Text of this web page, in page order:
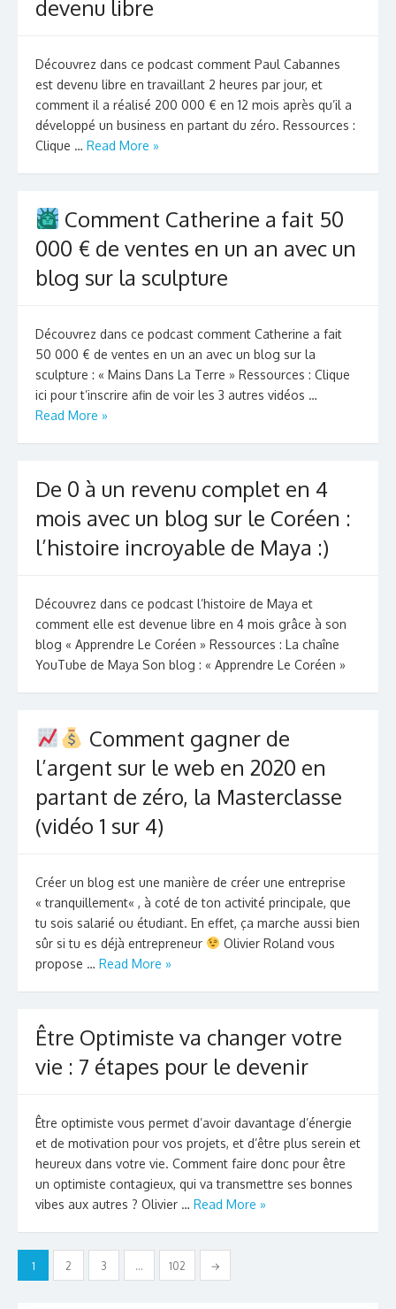
devenu libre
Découvrez dans ce podcast comment Paul Cabannes
est devenu libre en travaillant 2 heures par jour, et
comment il a réalisé 200 000 € en 12 mois après qu’il a
développé un business en partant du zéro. Ressources :
Clique … Read More »
Comment Catherine a fait 50
000 € de ventes en un an avec un
blog sur la sculpture
Découvrez dans ce podcast comment Catherine a fait
50 000 € de ventes en un an avec un blog sur la
sculpture : « Mains Dans La Terre » Ressources : Clique
ici pour t’inscrire afin de voir les 3 autres vidéos …
Read More »
De 0 à un revenu complet en 4
mois avec un blog sur le Coréen :
l’histoire incroyable de Maya :)
Découvrez dans ce podcast l’histoire de Maya et
comment elle est devenue libre en 4 mois grâce à son
blog « Apprendre Le Coréen » Ressources : La chaîne
YouTube de Maya Son blog : « Apprendre Le Coréen »
Comment gagner de
l’argent sur le web en 2020 en
partant de zéro, la Masterclasse
(vidéo 1 sur 4)
Créer un blog est une manière de créer une entreprise
« tranquillement« , à coté de ton activité principale, que
tu sois salarié ou étudiant. En effet, ça marche aussi bien
sûr si tu es déjà entrepreneur
Olivier Roland vous
propose … Read More »
Être Optimiste va changer votre
vie : 7 étapes pour le devenir
Être optimiste vous permet d’avoir davantage d’énergie
et de motivation pour vos projets, et d’être plus serein et
heureux dans votre vie. Comment faire donc pour être
un optimiste contagieux, qui va transmettre ses bonnes
vibes aux autres ? Olivier … Read More »
Pagination
des
1 2 3 … 102 →